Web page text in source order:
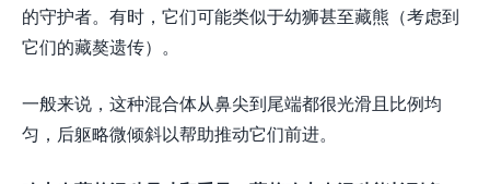
的守护者。有时，它们可能类似于幼狮甚至藏熊（考虑到
它们的藏獒遗传）。
一般来说，这种混合体从鼻尖到尾端都很光滑且比例均
匀，后躯略微倾斜以帮助推动它们前进。